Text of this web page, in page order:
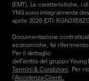
(EMT). Le caratteristiche, i
YNG sono integralmente
aprile 2026 (DTI:
Documentazione
economiche, fai riferimento
Per il dettaglio
dell'entità del gruppo
Termini & Condizioni. Per
l'Assistenza Clienti.